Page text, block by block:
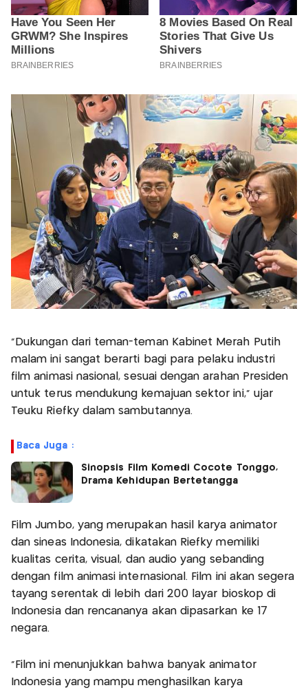
“Dukungan dari teman-teman Kabinet Merah Putih
malam ini sangat berarti bagi para pelaku industri
film animasi nasional, sesuai dengan arahan Presiden
untuk terus mendukung kemajuan sektor ini,” ujar
Teuku Riefky dalam sambutannya.
Baca Juga :
Sinopsis Film Komedi Cocote Tonggo,
Drama Kehidupan Bertetangga
Film Jumbo, yang merupakan hasil karya animator
dan sineas Indonesia, dikatakan Riefky memiliki
kualitas cerita, visual, dan audio yang sebanding
dengan film animasi internasional. Film ini akan segera
tayang serentak di lebih dari 200 layar bioskop di
Indonesia dan rencananya akan dipasarkan ke 17
negara.
"Film ini menunjukkan bahwa banyak animator
Indonesia yang mampu menghasilkan karya